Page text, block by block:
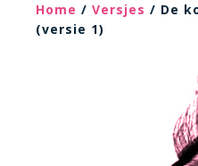
Home / Versjes / De
(versie 1)